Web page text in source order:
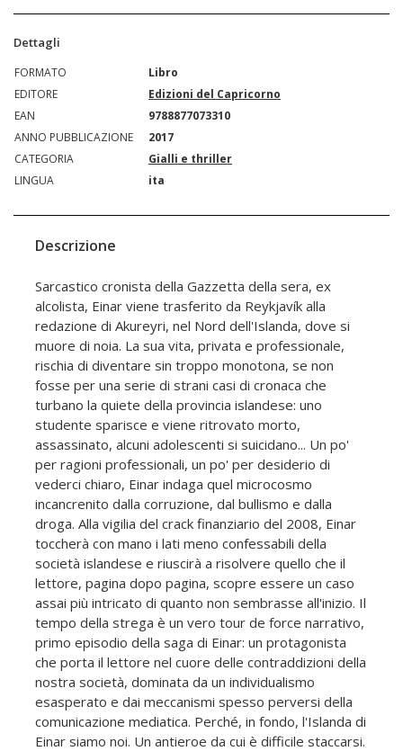
Dettagli
FORMATO
Libro
EDITORE
Edizioni del Capricorno
EAN
9788877073310
ANNO PUBBLICAZIONE
2017
CATEGORIA
Gialli e thriller
LINGUA
ita
Descrizione
Sarcastico cronista della Gazzetta della sera, ex
alcolista, Einar viene trasferito da Reykjavík alla
redazione di Akureyri, nel Nord dell'Islanda, dove si
muore di noia. La sua vita, privata e professionale,
rischia di diventare sin troppo monotona, se non
fosse per una serie di strani casi di cronaca che
turbano la quiete della provincia islandese: uno
studente sparisce e viene ritrovato morto,
assassinato, alcuni adolescenti si suicidano... Un po'
per ragioni professionali, un po' per desiderio di
vederci chiaro, Einar indaga quel microcosmo
incancrenito dalla corruzione, dal bullismo e dalla
droga. Alla vigilia del crack finanziario del 2008, Einar
toccherà con mano i lati meno confessabili della
società islandese e riuscirà a risolvere quello che il
lettore, pagina dopo pagina, scopre essere un caso
assai più intricato di quanto non sembrasse all'inizio. Il
tempo della strega è un vero tour de force narrativo,
primo episodio della saga di Einar: un protagonista
che porta il lettore nel cuore delle contraddizioni della
nostra società, dominata da un individualismo
esasperato e dai meccanismi spesso perversi della
comunicazione mediatica. Perché, in fondo, l'Islanda di
Einar siamo noi. Un antieroe da cui è difficile staccarsi.